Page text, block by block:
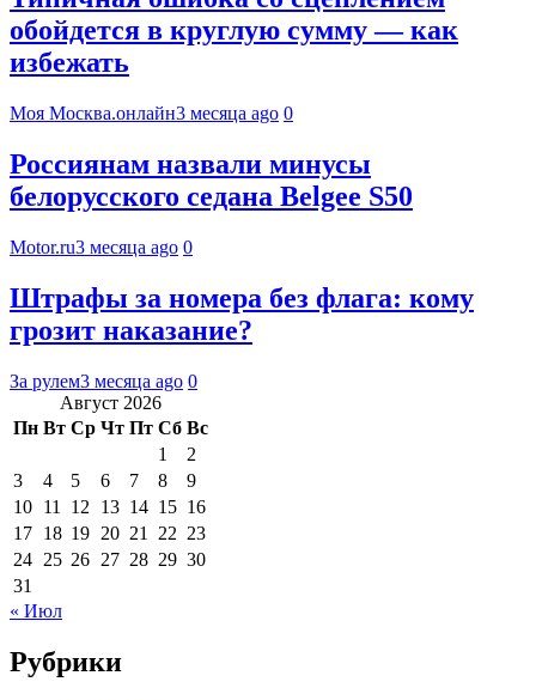
обойдется в круглую сумму — как
избежать
Моя Москва.онлайн3 месяца ago 0
Россиянам назвали минусы
белорусского седана Belgee S50
Motor.ru3 месяца ago 0
Штрафы за номера без флага: кому
грозит наказание?
За рулем3 месяца ago 0
Август 2026
Пн Вт Ср Чт Пт Сб Вс
1
2
3
4 5 6 7 8
9
10 11 12 13 14 15 16
17 18 19 20 21 22 23
24 25 26 27 28 29 30
31
« Июл
Рубрики